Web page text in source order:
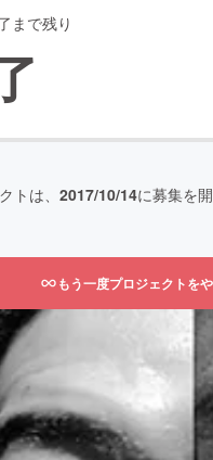
まで残り
トは、 2017/10/14に募集を
もう一度プロジェクトを